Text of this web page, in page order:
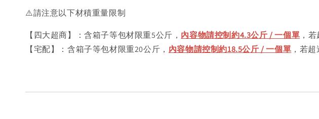
⚠️請注意以下材積重量限制
【四大超商】：含箱子等包材限重5公斤， 內容物請控制約4.3公斤 / 一個單 ，
【宅配】：含箱子等包材限重20公斤， 內容物請控制約18.5公斤 / 一個單 ，若